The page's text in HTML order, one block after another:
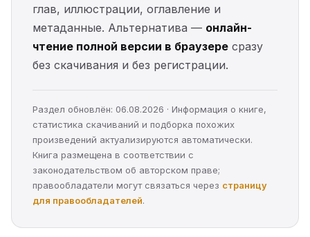
глав, иллюстрации, оглавление и
метаданные. Альтернатива — онлайн-
чтение полной версии в браузере сразу
без скачивания и без регистрации.
Раздел обновлён: 06.08.2026 · Информация о книге,
статистика скачиваний и подборка похожих
произведений актуализируются автоматически.
Книга размещена в соответствии с
законодательством об авторском праве;
правообладатели могут связаться через страницу
для правообладателей.